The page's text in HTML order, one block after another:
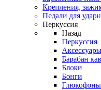
Крепления,
Педали для
Перкуссия
Назад
Перкуссия
Барабан
Блоки
Бонги
Глюкофоны